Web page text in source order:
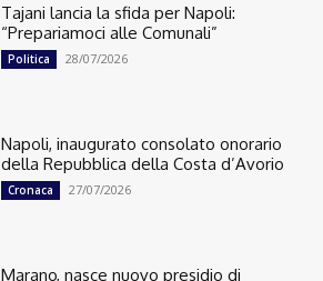
Tajani lancia la sfida per Napoli:
“Prepariamoci alle Comunali”
Politica 28/07/2026
Napoli, inaugurato consolato onorario
della Repubblica della Costa d’Avorio
Cronaca 27/07/2026
Marano, nasce nuovo presidio di